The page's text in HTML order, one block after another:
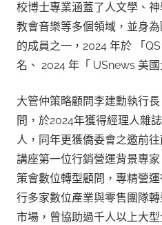
校博士專業涵蓋了人文學、
教會音樂等多個領域，並身為
的成員之一，2024 年於 「
名、 2024 年「 USnews 美
大管仲策略顧問李建勳執行
問，於2024年獲得經理人雜
人，同年更獲僑委會之邀前
講座第一位行銷營運背景專
策會數位轉型顧問，專精營
行多家數位產業與零售團隊
市場，曾協助過千人以上大